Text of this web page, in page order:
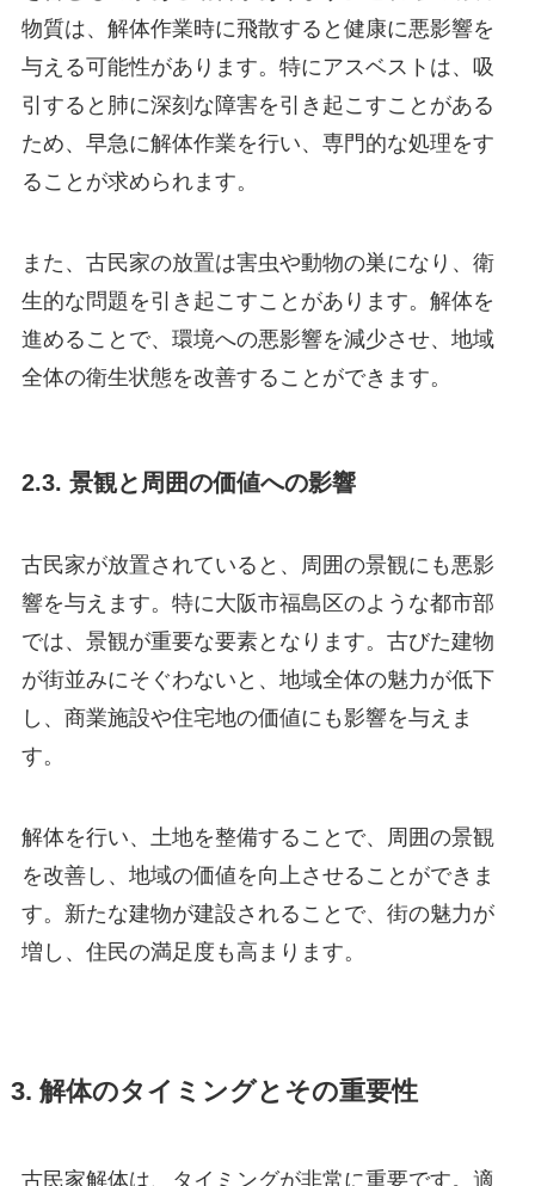
物質は、解体作業時に飛散すると健康に悪影響を
与える可能性があります。特にアスベストは、吸
引すると肺に深刻な障害を引き起こすことがある
ため、早急に解体作業を行い、専門的な処理をす
ることが求められます。
また、古民家の放置は害虫や動物の巣になり、衛
生的な問題を引き起こすことがあります。解体を
進めることで、環境への悪影響を減少させ、地域
全体の衛生状態を改善することができます。
2.3. 景観と周囲の価値への影響
古民家が放置されていると、周囲の景観にも悪影
響を与えます。特に大阪市福島区のような都市部
では、景観が重要な要素となります。古びた建物
が街並みにそぐわないと、地域全体の魅力が低下
し、商業施設や住宅地の価値にも影響を与えま
す。
解体を行い、土地を整備することで、周囲の景観
を改善し、地域の価値を向上させることができま
す。新たな建物が建設されることで、街の魅力が
増し、住民の満足度も高まります。
3. 解体のタイミングとその重要性
古民家解体は、タイミングが非常に重要です。適